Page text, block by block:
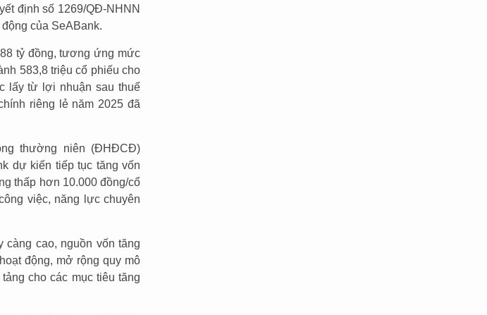
định số 1269/QĐ-NHNN
của SeABank.
tỷ đồng, tương ứng mức
583,8 triệu cổ phiếu cho
lấy từ lợi nhuận sau thuế
riêng lẻ năm 2025 đã
thường niên (ĐHĐCĐ)
dự kiến tiếp tục tăng vốn
thấp hơn 10.000 đồng/cổ
việc, năng lực chuyên
càng cao, nguồn vốn tăng
động, mở rộng quy mô
cho các mục tiêu tăng